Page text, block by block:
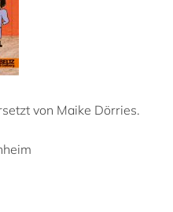
von Maike Dörries.